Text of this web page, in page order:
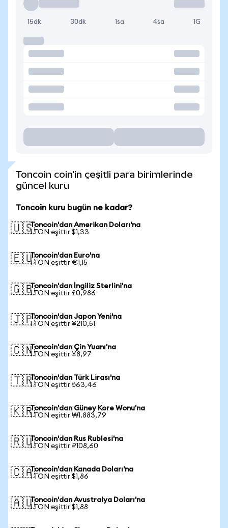
15dk 30dk 1sa 4sa 1G
Toncoin coin'in çeşitli para birimlerinde
güncel kuru
Toncoin kuru bugün ne kadar?
🇺🇸Toncoin'dan Amerikan Doları'na
1 TON eşittir $1,33
🇪🇺Toncoin'dan Euro'na
1 TON eşittir €1,15
🇬🇧Toncoin'dan İngiliz Sterlini'na
1 TON eşittir £0,986
🇯🇵Toncoin'dan Japon Yeni'na
1 TON eşittir ¥210,51
🇨🇳Toncoin'dan Çin Yuanı'na
1 TON eşittir ¥8,97
🇹🇷Toncoin'dan Türk Lirası'na
1 TON eşittir ₺63,46
🇰🇷Toncoin'dan Güney Kore Wonu'na
1 TON eşittir ₩1.883,79
🇷🇺Toncoin'dan Rus Rublesi'na
1 TON eşittir ₽108,60
🇨🇦Toncoin'dan Kanada Doları'na
1 TON eşittir $1,86
🇦🇺Toncoin'dan Avustralya Doları'na
1 TON eşittir $1,88